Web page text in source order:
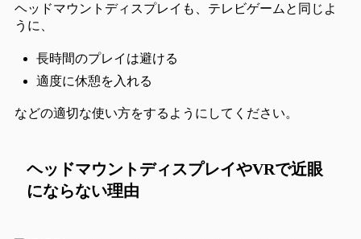
ヘッドマウントディスプレイも、テレビゲームと同じよ
うに、
長時間のプレイは避ける
適度に休憩を入れる
などの適切な使い方をするようにしてください。
ヘッドマウントディスプレイやVRで近眼
にならない理由